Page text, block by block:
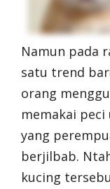
Namun pada
satu trend
orang
memakai peci
yang
berjilbab.
kucing